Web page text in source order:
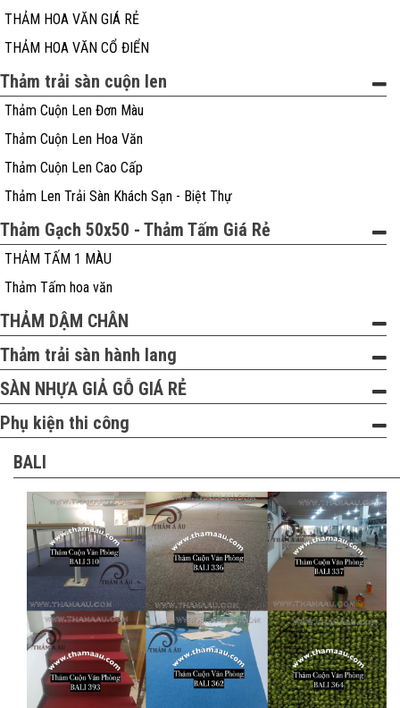
THẢM HOA VĂN GIÁ RẺ
THẢM HOA VĂN CỔ ĐIỂN
Thảm trải sàn cuộn len
Thảm Cuộn Len Đơn Màu
Thảm Cuộn Len Hoa Văn
Thảm Cuộn Len Cao Cấp
Thảm Len Trải Sàn Khách Sạn - Biệt Thự
Thảm Gạch 50x50 - Thảm Tấm Giá Rẻ
THẢM TẤM 1 MÀU
Thảm Tấm hoa văn
THẢM DẬM CHÂN
Thảm trải sàn hành lang
SÀN NHỰA GIẢ GỖ GIÁ RẺ
Phụ kiện thi công
BALI